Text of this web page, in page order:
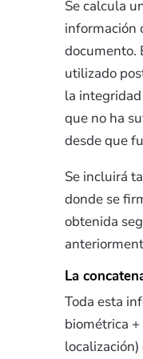
Se calcula
información
documento.
utilizado
la
que no ha
desde que
Se incluirá
donde se
obtenida
La
Toda esta
biométrica